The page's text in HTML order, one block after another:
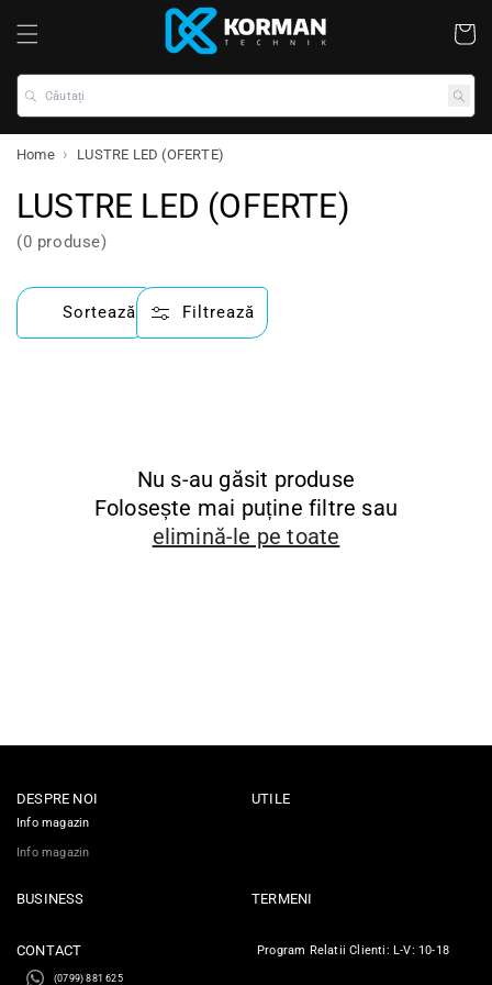
Coș
Căutați
Home LUSTRE LED (OFERTE)
LUSTRE LED (OFERTE)
(0 produse)
Sortează Filtrează
Nu s-au găsit produse
Folosește mai puține filtre sau
elimină-le pe toate
DESPRE NOI
Info magazin
Info magazin
UTILE
BUSINESS TERMENI
CONTACT
(0799) 881 625
Program Relatii Clienti: L-V: 10-18